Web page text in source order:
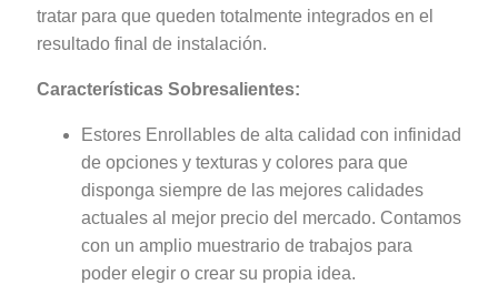
tratar para que queden totalmente integrados en el
resultado final de instalación.
Características Sobresalientes:
Estores Enrollables de alta calidad con infinidad
de opciones y texturas y colores para que
disponga siempre de las mejores calidades
actuales al mejor precio del mercado. Contamos
con un amplio muestrario de trabajos para
poder elegir o crear su propia idea.